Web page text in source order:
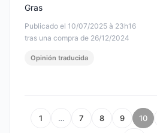
Publicado el 10/07/2025 à 23h16
tras una compra de 26/12/2024
Gras
Opinión traducida
1 … 7 8 9 10